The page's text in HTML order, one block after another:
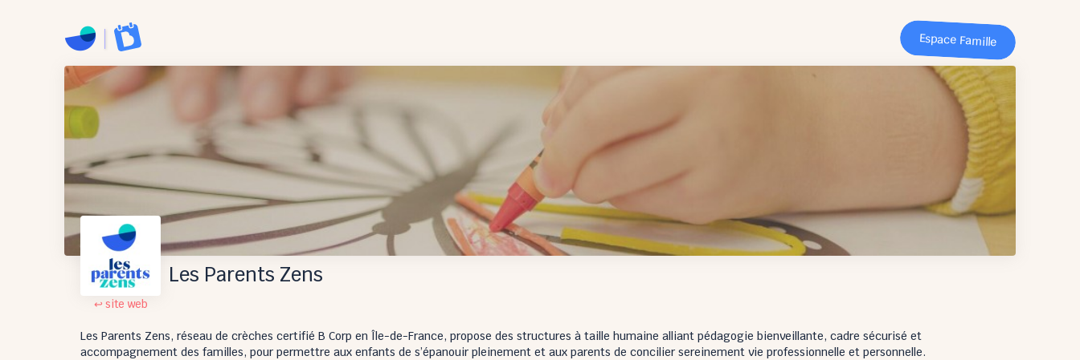
Espace Famille
↩ site web
Les Parents Zens
Les Parents Zens, réseau de crèches certifié B Corp en Île-de-France, propose des structures à taille humaine alliant pédagogie bienveillante, cadre sécurisé et
accompagnement des familles, pour permettre aux enfants de s’épanouir pleinement et aux parents de concilier sereinement vie professionnelle et personnelle.